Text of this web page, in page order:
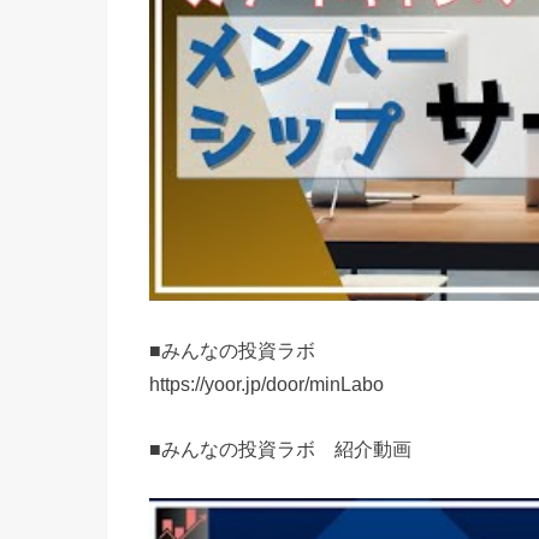
■みんなの投資ラボ
https://yoor.jp/door/minLabo
■みんなの投資ラボ 紹介動画